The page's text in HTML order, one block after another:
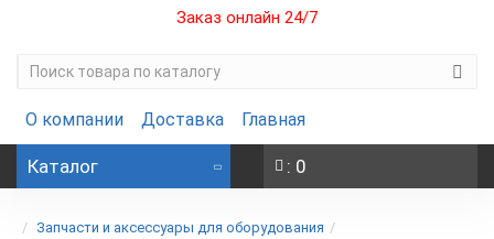
Заказ онлайн 24/7
О компании Доставка Главная
Каталог : 0
Запчасти и аксессуары для оборудования